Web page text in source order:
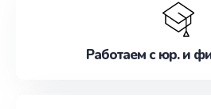
Работаем с юр. и